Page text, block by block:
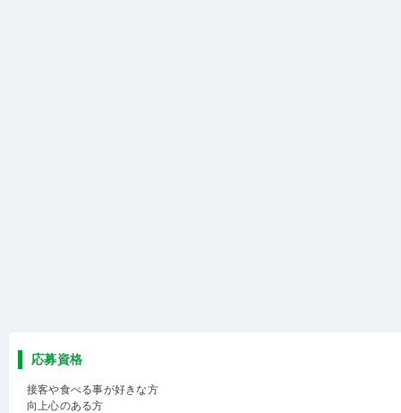
応募資格
接客や食べる事が好きな方
向上心のある方